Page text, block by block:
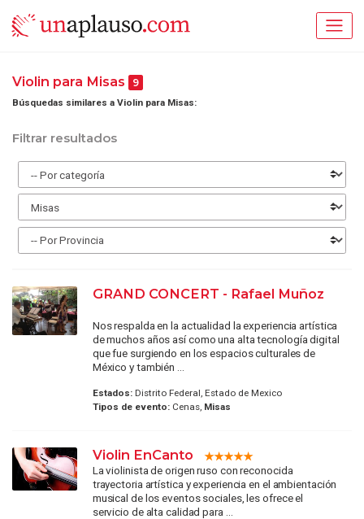
Violin para Misas 9
Búsquedas similares a Violin para Misas:
Filtrar resultados
GRAND CONCERT - Rafael Muñoz
Nos respalda en la actualidad la experiencia artística
de muchos años así como una alta tecnología digital
que fue surgiendo en los espacios culturales de
México y también ...
Estados:Distrito Federal, Estado de Mexico
Tipos de evento:Cenas, Misas
Violin EnCanto
La violinista de origen ruso con reconocida
trayectoria artística y experiencia en el ambientación
musical de los eventos sociales, les ofrece el
servicio de alta calidad para ...